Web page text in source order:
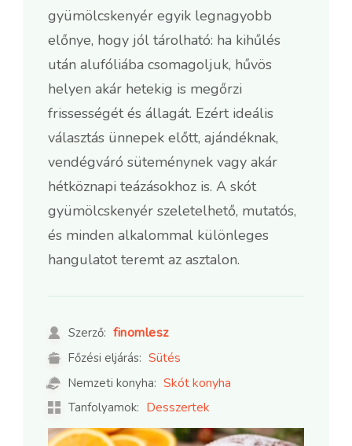
gyümölcskenyér egyik legnagyobb
előnye, hogy jól tárolható: ha kihűlés
után alufóliába csomagoljuk, hűvös
helyen akár hetekig is megőrzi
frissességét és állagát. Ezért ideális
választás ünnepek előtt, ajándéknak,
vendégváró süteménynek vagy akár
hétköznapi teázásokhoz is. A skót
gyümölcskenyér szeletelhető, mutatós,
és minden alkalommal különleges
hangulatot teremt az asztalon.
Szerző: finomlesz
Főzési eljárás: Sütés
Nemzeti konyha: Skót konyha
Tanfolyamok: Desszertek